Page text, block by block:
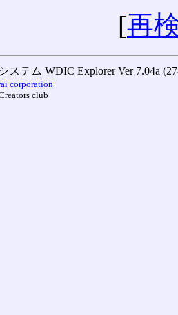
[再
テム WDIC Explorer Ver 7.04a
corporation
club